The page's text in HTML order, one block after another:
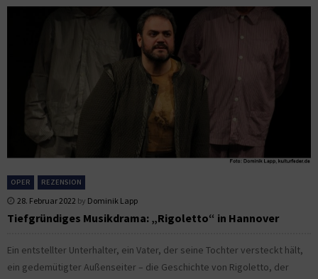
OPER REZENSION
28. Februar 2022 by Dominik Lapp
Tiefgründiges Musikdrama: „Rigoletto“ in Hannover
Ein entstellter Unterhalter, ein Vater, der seine Tochter versteckt hält,
ein gedemütigter Außenseiter – die Geschichte von Rigoletto, der